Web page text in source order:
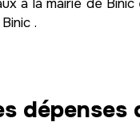
à la mairie de
.
dépenses